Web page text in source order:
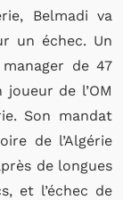
Belmadi va
un échec. Un
de 47
de l’OM
Son mandat
de l’Algérie
de longues
et l’échec de